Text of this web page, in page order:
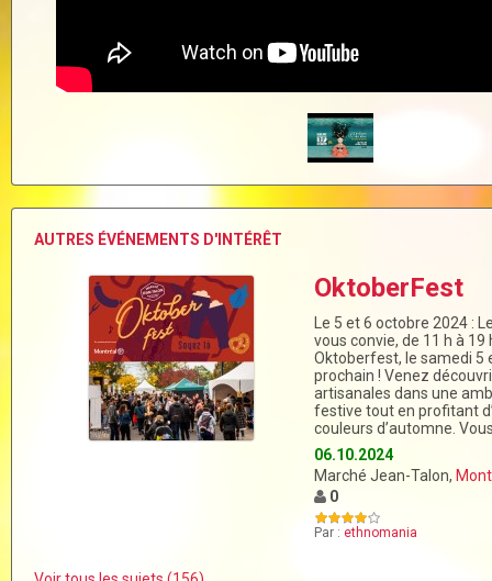
AUTRES ÉVÉNEMENTS D'INTÉRÊT
OktoberFest
Le 5 et 6 octobre 2024 :
vous convie, de 11 h à 19
Oktoberfest, le samedi 5
prochain ! Venez
artisanales dans une
festive tout en profitant
couleurs d’automne.
06.10.2024
Marché Jean-Talon,
0
Par : ethnomania